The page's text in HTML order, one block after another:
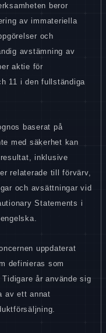
beror
av immateriella
och
avstämning av
aktie för
11 i den fullständiga
baserat på
med säkerhet kan
inklusive
relaterade till förvärv,
och avsättningar vid
Statements i
uppdaterat
definieras som
år använde sig
av ett annat